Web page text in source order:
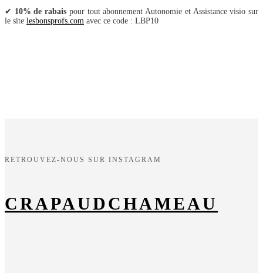
✔ 10% de rabais pour tout abonnement Autonomie et Assistance visio sur
le site lesbonsprofs.com avec ce code : LBP10
RETROUVEZ-NOUS SUR INSTAGRAM
CRAPAUDCHAMEAU